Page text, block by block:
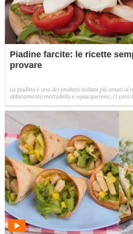
Piadine farcite: le ricette
provare
La piadina è uno dei prodotti italiani più amati al
abbinamento mortadella e squacquerone, ci